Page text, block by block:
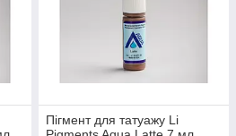
Пігмент для татуажу Li